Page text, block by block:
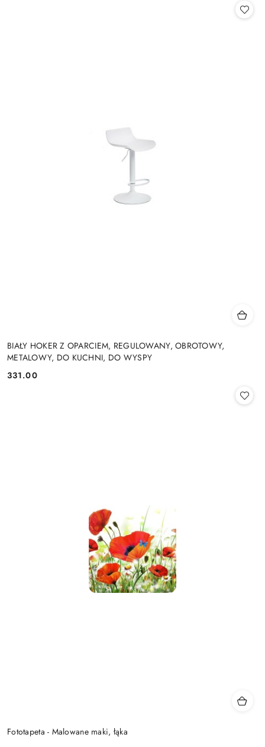
BIAŁY HOKER Z OPARCIEM, REGULOWANY, OBROTOWY,
METALOWY, DO KUCHNI, DO WYSPY
Cena:
331.00
Fototapeta - Malowane maki, łąka